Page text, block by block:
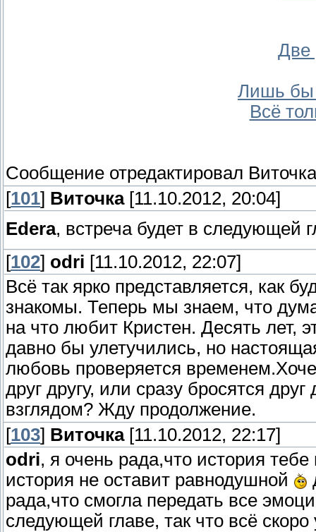
Две
Лишь бы
Всё
Сообщение отредактировал Виточка
[101] Виточка[11.10.2012, 20:04]
Edera, встреча будет в следующей
[102] odri [11.10.2012, 22:07]
Всё так ярко представляется, как
знакомы. Теперь мы знаем, что
на что любит Кристен. Десять лет,
давно бы улетучились, но
любовь проверяется
друг другу, или сразу бросятся
взглядом? Жду продолжение.
[103] Виточка[11.10.2012, 22:17]
odri, я очень рада,что история
история не оставит равнодушной
рада,что смогла передать все
следующей главе, так что всё